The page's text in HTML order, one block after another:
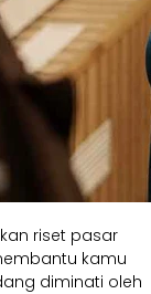
riset pasar
kamu
diminati oleh